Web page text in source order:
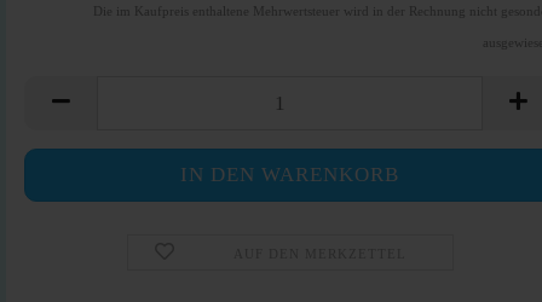
Die im Kaufpreis enthaltene Mehrwertsteuer wird in der Rechnung nicht